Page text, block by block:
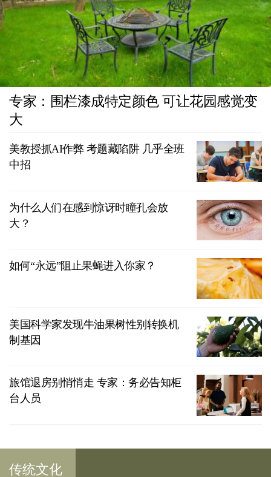
专家：围栏漆成特定颜色 可让花园感觉变
大
美教授抓AI作弊 考题藏陷阱 几乎全班
中招
为什么人们在感到惊讶时瞳孔会放
大？
如何“永远”阻止果蝇进入你家？
美国科学家发现牛油果树性别转换机
制基因
旅馆退房别悄悄走 专家：务必告知柜
台人员
传统文化